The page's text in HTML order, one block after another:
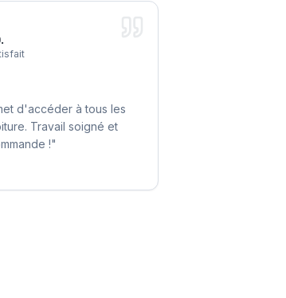
d'accéder à tous les
Travail soigné et
!"